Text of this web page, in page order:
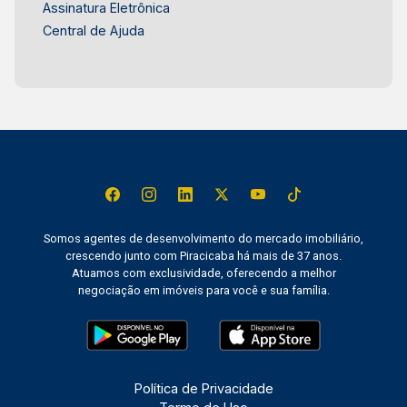
Consultoria de Imóveis, mais de 37 anos no
mercado imobiliário de Piracicaba. Agende sua
Assinatura Eletrônica
Central de Ajuda
Somos agentes de desenvolvimento do mercado imobiliário,
crescendo junto com Piracicaba há mais de 37 anos.
Atuamos com exclusividade, oferecendo a melhor
negociação em imóveis para você e sua família.
Política de Privacidade